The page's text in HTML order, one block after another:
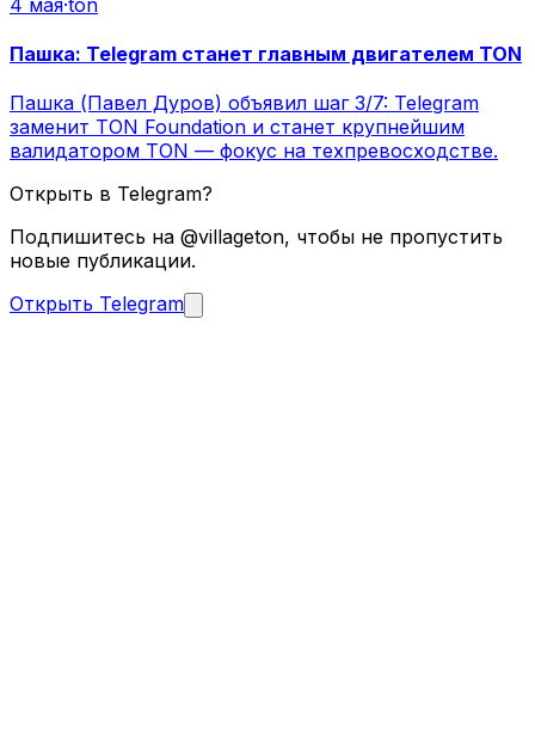
Пашка: Telegram станет главным двигателем TON
Пашка (Павел Дуров) объявил шаг 3/7: Telegram
заменит TON Foundation и станет крупнейшим
валидатором TON — фокус на техпревосходстве.
Открыть в Telegram?
Подпишитесь на @villageton, чтобы не пропустить
новые публикации.
Открыть Telegram